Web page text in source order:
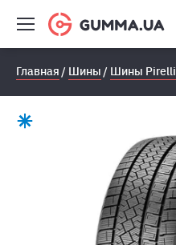
Главная Шины Шины Pirelli